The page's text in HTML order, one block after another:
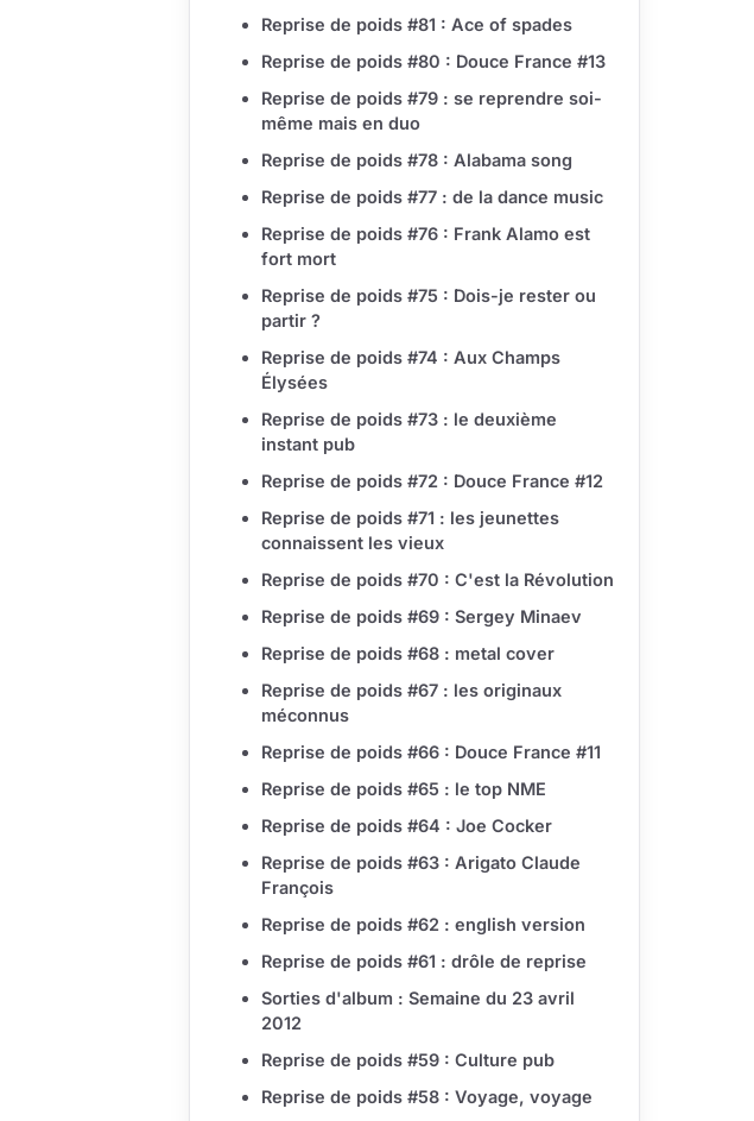
Reprise de poids #81 : Ace of spades
Reprise de poids #80 : Douce France #13
Reprise de poids #79 : se reprendre soi-
même mais en duo
Reprise de poids #78 : Alabama song
Reprise de poids #77 : de la dance music
Reprise de poids #76 : Frank Alamo est
fort mort
Reprise de poids #75 : Dois-je rester ou
partir ?
Reprise de poids #74 : Aux Champs
Élysées
Reprise de poids #73 : le deuxième
instant pub
Reprise de poids #72 : Douce France #12
Reprise de poids #71 : les jeunettes
connaissent les vieux
Reprise de poids #70 : C'est la Révolution
Reprise de poids #69 : Sergey Minaev
Reprise de poids #68 : metal cover
Reprise de poids #67 : les originaux
méconnus
Reprise de poids #66 : Douce France #11
Reprise de poids #65 : le top NME
Reprise de poids #64 : Joe Cocker
Reprise de poids #63 : Arigato Claude
François
Reprise de poids #62 : english version
Reprise de poids #61 : drôle de reprise
Sorties d'album : Semaine du 23 avril
2012
Reprise de poids #59 : Culture pub
Reprise de poids #58 : Voyage, voyage